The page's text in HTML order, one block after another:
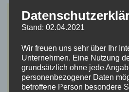
Stand: 02.04.2021
Wir freuen uns sehr über Ihr
Unternehmen. Eine Nutzung
grundsätzlich ohne jede
personenbezogener Daten
betroffene Person besondere